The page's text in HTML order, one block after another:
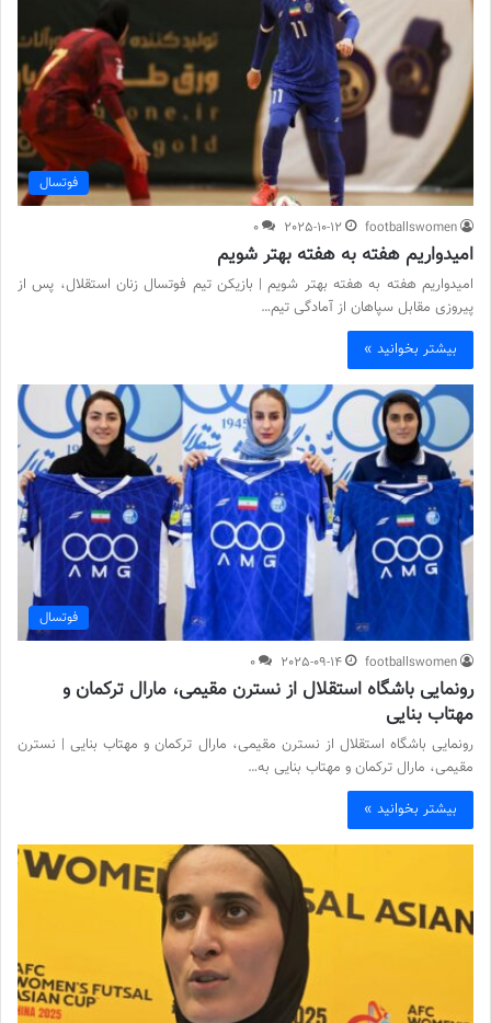
فوتسال
footballswomen
2025-10-12
0
امیدواریم هفته به هفته بهتر شویم
امیدواریم هفته به هفته بهتر شویم | بازیکن تیم فوتسال زنان استقلال، پس از
پیروزی مقابل سپاهان از آمادگی تیم…
بیشتر بخوانید »
فوتسال
footballswomen
2025-09-14
0
رونمایی باشگاه استقلال از نسترن مقیمی، مارال ترکمان و
مهتاب بنایی
رونمایی باشگاه استقلال از نسترن مقیمی، مارال ترکمان و مهتاب بنایی | نسترن
مقیمی، مارال ترکمان و مهتاب بنایی به…
بیشتر بخوانید »